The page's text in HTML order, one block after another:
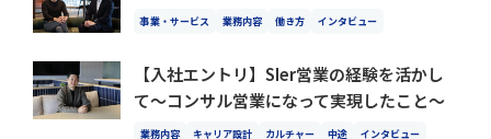
事業・サービス 業務内容 働き方 インタビュー
【入社エントリ】SIer営業の経験を活かし
て～コンサル営業になって実現したこと～
業務内容 キャリア設計 カルチャー 中途 インタビュー